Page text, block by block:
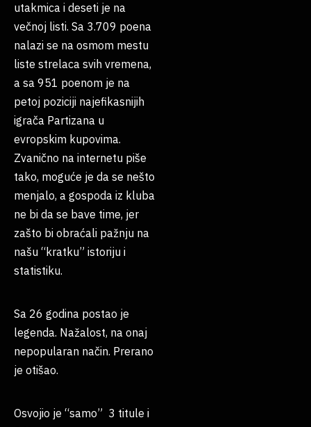
utakmica i deseti je na
večnoj listi. Sa 3.709 poena
nalazi se na osmom mestu
liste strelaca svih vremena,
a sa 951 poenom je na
petoj poziciji najefikasnijih
igrača Partizana u
evropskim kupovima.
Zvanično na internetu piše
tako, moguće je da se nešto
menjalo, a gospoda iz kluba
ne bi da se bave time, jer
zašto bi obraćali pažnju na
našu “kratku” istoriju i
statistiku.
Sa 26 godina postao je
legenda. Nažalost, na onaj
nepopularan način. Prerano
je otišao.
Osvojio je “samo” 3 titule i